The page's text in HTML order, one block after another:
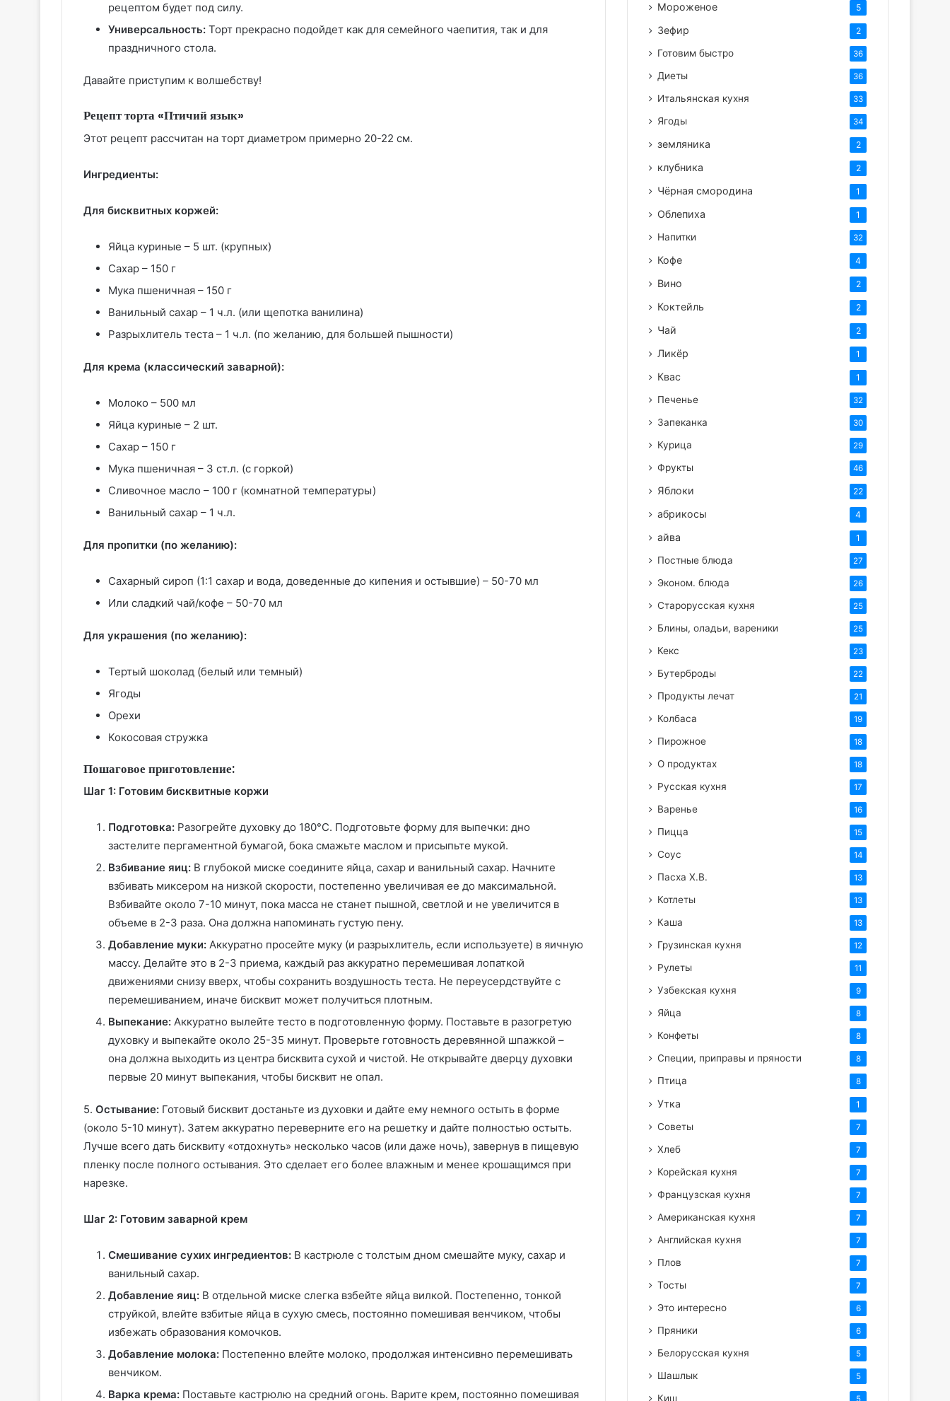
рецептом будет под силу.
Универсальность: Торт прекрасно подойдет как для семейного чаепития, так и для
праздничного стола.
Давайте приступим к волшебству!
Рецепт торта «Птичий язык»
Этот рецепт рассчитан на торт диаметром примерно 20-22 см.
Ингредиенты:
Для бисквитных коржей:
Яйца куриные – 5 шт. (крупных)
Сахар – 150 г
Мука пшеничная – 150 г
Ванильный сахар – 1 ч.л. (или щепотка ванилина)
Разрыхлитель теста – 1 ч.л. (по желанию, для большей пышности)
Для крема (классический заварной):
Молоко – 500 мл
Яйца куриные – 2 шт.
Сахар – 150 г
Мука пшеничная – 3 ст.л. (с горкой)
Сливочное масло – 100 г (комнатной температуры)
Ванильный сахар – 1 ч.л.
Для пропитки (по желанию):
Сахарный сироп (1:1 сахар и вода, доведенные до кипения и остывшие) – 50-70 мл
Или сладкий чай/кофе – 50-70 мл
Для украшения (по желанию):
Тертый шоколад (белый или темный)
Ягоды
Орехи
Кокосовая стружка
Пошаговое приготовление:
Шаг 1: Готовим бисквитные коржи
Подготовка: Разогрейте духовку до 180°C. Подготовьте форму для выпечки: дно
застелите пергаментной бумагой, бока смажьте маслом и присыпьте мукой.
Взбивание яиц: В глубокой миске соедините яйца, сахар и ванильный сахар. Начните
взбивать миксером на низкой скорости, постепенно увеличивая ее до максимальной.
Взбивайте около 7-10 минут, пока масса не станет пышной, светлой и не увеличится в
объеме в 2-3 раза. Она должна напоминать густую пену.
Добавление муки: Аккуратно просейте муку (и разрыхлитель, если используете) в яичную
массу. Делайте это в 2-3 приема, каждый раз аккуратно перемешивая лопаткой
движениями снизу вверх, чтобы сохранить воздушность теста. Не переусердствуйте с
перемешиванием, иначе бисквит может получиться плотным.
Выпекание: Аккуратно вылейте тесто в подготовленную форму. Поставьте в разогретую
духовку и выпекайте около 25-35 минут. Проверьте готовность деревянной шпажкой –
она должна выходить из центра бисквита сухой и чистой. Не открывайте дверцу духовки
первые 20 минут выпекания, чтобы бисквит не опал.
5. Остывание: Готовый бисквит достаньте из духовки и дайте ему немного остыть в форме
(около 5-10 минут). Затем аккуратно переверните его на решетку и дайте полностью остыть.
Лучше всего дать бисквиту «отдохнуть» несколько часов (или даже ночь), завернув в пищевую
пленку после полного остывания. Это сделает его более влажным и менее крошащимся при
нарезке.
Шаг 2: Готовим заварной крем
Смешивание сухих ингредиентов: В кастрюле с толстым дном смешайте муку, сахар и
ванильный сахар.
Добавление яиц: В отдельной миске слегка взбейте яйца вилкой. Постепенно, тонкой
струйкой, влейте взбитые яйца в сухую смесь, постоянно помешивая венчиком, чтобы
избежать образования комочков.
Добавление молока: Постепенно влейте молоко, продолжая интенсивно перемешивать
венчиком.
Варка крема: Поставьте кастрюлю на средний огонь. Варите крем, постоянно помешивая
Мороженое 5
Зефир 2
Готовим быстро 36
Диеты 36
Итальянская кухня 33
Ягоды 34
земляника 2
клубника 2
Чёрная смородина 1
Облепиха 1
Напитки 32
Кофе 4
Вино 2
Коктейль 2
Чай 2
Ликёр 1
Квас 1
Печенье 32
Запеканка 30
Курица 29
Фрукты 46
Яблоки 22
абрикосы 4
айва 1
Постные блюда 27
Эконом. блюда 26
Старорусская кухня 25
Блины, оладьи, вареники 25
Кекс 23
Бутерброды 22
Продукты лечат 21
Колбаса 19
Пирожное 18
О продуктах 18
Русская кухня 17
Варенье 16
Пицца 15
Соус 14
Пасха Х.В. 13
Котлеты 13
Каша 13
Грузинская кухня 12
Рулеты 11
Узбекская кухня 9
Яйца 8
Конфеты 8
Специи, приправы и пряности 8
Птица 8
Утка 1
Советы 7
Хлеб 7
Корейская кухня 7
Французская кухня 7
Американская кухня 7
Английская кухня 7
Плов 7
Тосты 7
Это интересно 6
Пряники 6
Белорусская кухня 5
Шашлык 5
Киш 5